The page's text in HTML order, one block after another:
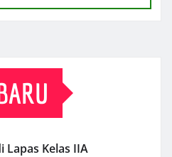
Lapas Kelas IIA